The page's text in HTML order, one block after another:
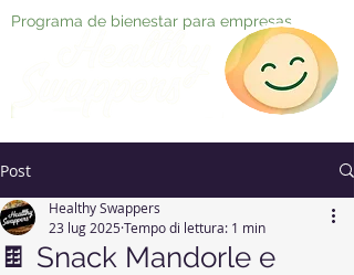
Programa de bienestar para empresas
Post
🍫 Snack Mandorle e
Healthy Swappers
23 lug 2025Tempo di lettura: 1 min